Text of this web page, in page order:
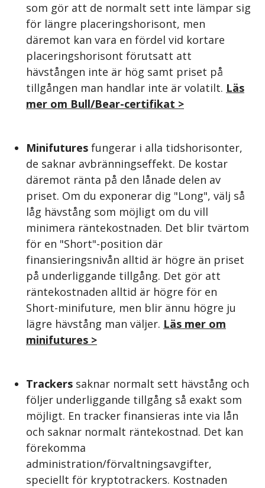
som gör att de normalt sett inte lämpar sig
för längre placeringshorisont, men
däremot kan vara en fördel vid kortare
placeringshorisont förutsatt att
hävstången inte är hög samt priset på
tillgången man handlar inte är volatilt. Läs
mer om Bull/Bear-certifikat >
Minifutures fungerar i alla tidshorisonter,
de saknar avbränningseffekt. De kostar
däremot ränta på den lånade delen av
priset. Om du exponerar dig "Long", välj så
låg hävstång som möjligt om du vill
minimera räntekostnaden. Det blir tvärtom
för en "Short"-position där
finansieringsnivån alltid är högre än priset
på underliggande tillgång. Det gör att
räntekostnaden alltid är högre för en
Short-minifuture, men blir ännu högre ju
lägre hävstång man väljer. Läs mer om
minifutures >
Trackers saknar normalt sett hävstång och
följer underliggande tillgång så exakt som
möjligt. En tracker finansieras inte via lån
och saknar normalt räntekostnad. Det kan
förekomma
administration/förvaltningsavgifter,
speciellt för kryptotrackers. Kostnaden